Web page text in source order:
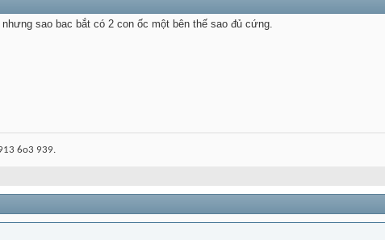
sao bac bắt có 2 con ốc một bên thế sao đủ cứng.
6o3 939.